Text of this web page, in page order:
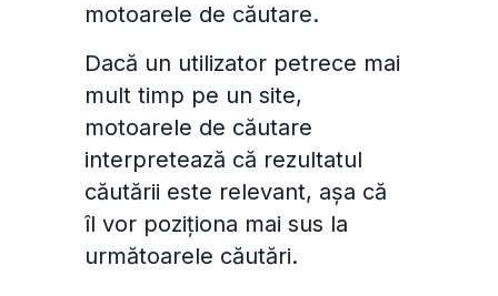
motoarele de căutare.
Dacă un utilizator petrece mai
mult timp pe un site,
motoarele de căutare
interpretează că rezultatul
căutării este relevant, așa că
îl vor poziționa mai sus la
următoarele căutări.